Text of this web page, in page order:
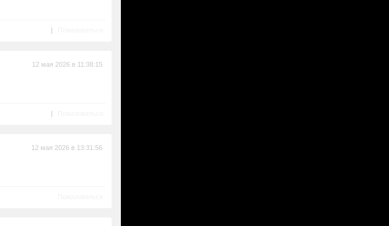
|
12 мая 2026 в 11:38:15
|
12 мая 2026 в 13:31:56